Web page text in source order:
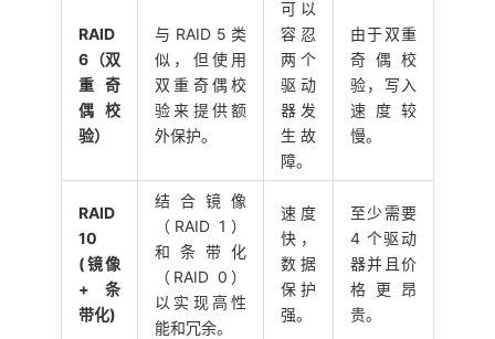
RAID
6（双
重奇
偶校
验）
与 RAID 5 类
似，但使用
双重奇偶校
验来提供额
外保护。
可以
容忍
两个
驱动
器发
生故
障。
由于双重
奇偶校
验，写入
速度较
慢。
RAID
10
(镜像
+ 条
带化)
结合镜像
（RAID 1）
和条带化
（RAID 0）
以实现高性
能和冗余。
速度
快，
数据
保护
强。
至少需要
4 个驱动
器并且价
格更昂
贵。